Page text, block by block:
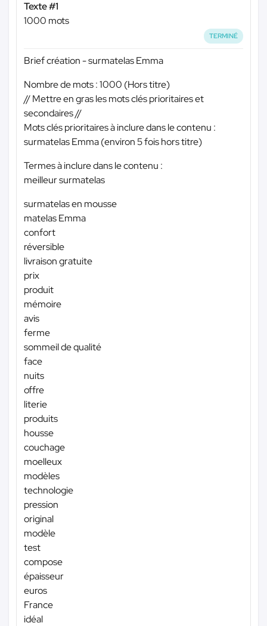
Texte #1
1000 mots
TERMINÉ
Brief création - surmatelas Emma
Nombre de mots : 1000 (Hors titre)
// Mettre en gras les mots clés prioritaires et
secondaires //
Mots clés prioritaires à inclure dans le contenu :
surmatelas Emma (environ 5 fois hors titre)
Termes à inclure dans le contenu :
meilleur surmatelas
surmatelas en mousse
matelas Emma
confort
réversible
livraison gratuite
prix
produit
mémoire
avis
ferme
sommeil de qualité
face
nuits
offre
literie
produits
housse
couchage
moelleux
modèles
technologie
pression
original
modèle
test
compose
épaisseur
euros
France
idéal